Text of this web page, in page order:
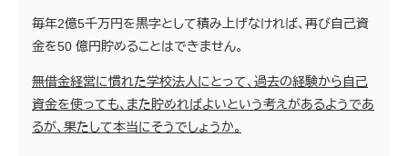
毎年2億5千万円を黒字として積み上げなければ、再び自己資
金を50 億円貯めることはできません。
無借金経営に慣れた学校法人にとって、過去の経験から自己
資金を使っても、また貯めればよいという考えがあるようであ
るが、果たして本当にそうでしょうか。